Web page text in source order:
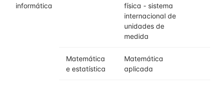
informática
física - sistema
internacional de
unidades de
medida
Matemática
e estatística
Matemática
aplicada